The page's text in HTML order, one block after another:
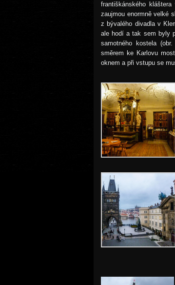
františkánského
zaujmou enormně velké
z bývalého divadla v
ale hodí a tak sem byly
samotného kostela
směrem ke Karlovu
oknem a při vstupu se